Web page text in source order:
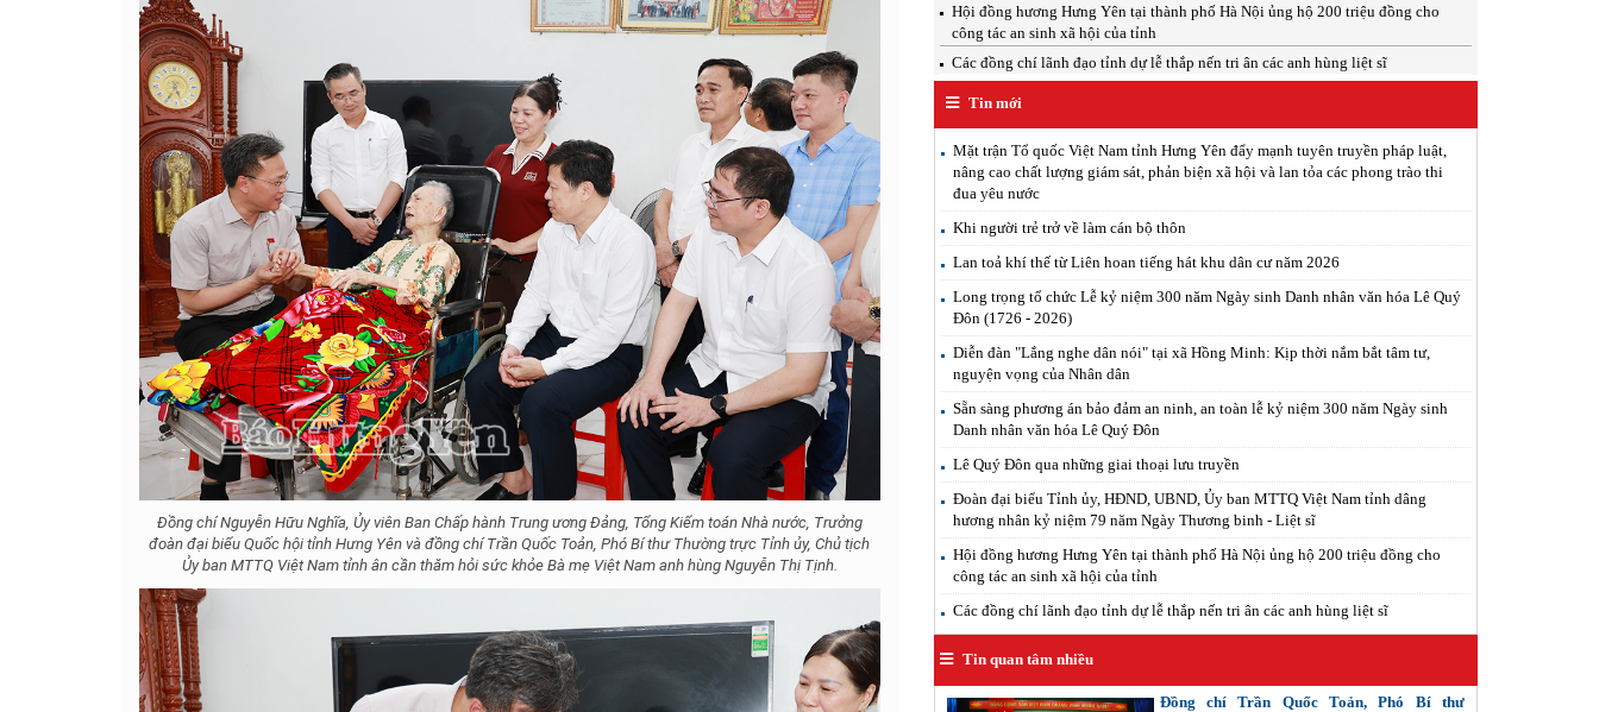
Đồng chí Nguyễn Hữu Nghĩa, Ủy viên Ban Chấp hành Trung ương Đảng, Tổng Kiểm toán Nhà nước, Trưởng
đoàn đại biểu Quốc hội tỉnh Hưng Yên và đồng chí Trần Quốc Toản, Phó Bí thư Thường trực Tỉnh ủy, Chủ tịch
Ủy ban MTTQ Việt Nam tỉnh ân cần thăm hỏi sức khỏe Bà mẹ Việt Nam anh hùng Nguyễn Thị Tịnh.
Hội đồng hương Hưng Yên tại thành phố Hà Nội ủng hộ 200 triệu đồng cho
công tác an sinh xã hội của tỉnh
Các đồng chí lãnh đạo tỉnh dự lễ thắp nến tri ân các anh hùng liệt sĩ
Tin mới
Mặt trận Tổ quốc Việt Nam tỉnh Hưng Yên đẩy mạnh tuyên truyền pháp luật,
nâng cao chất lượng giám sát, phản biện xã hội và lan tỏa các phong trào thi
đua yêu nước
Khi người trẻ trở về làm cán bộ thôn
Lan toả khí thế từ Liên hoan tiếng hát khu dân cư năm 2026
Long trọng tổ chức Lễ kỷ niệm 300 năm Ngày sinh Danh nhân văn hóa Lê Quý
Đôn (1726 - 2026)
Diễn đàn "Lắng nghe dân nói" tại xã Hồng Minh: Kịp thời nắm bắt tâm tư,
nguyện vọng của Nhân dân
Sẵn sàng phương án bảo đảm an ninh, an toàn lễ kỷ niệm 300 năm Ngày sinh
Danh nhân văn hóa Lê Quý Đôn
Lê Quý Đôn qua những giai thoại lưu truyền
Đoàn đại biểu Tỉnh ủy, HĐND, UBND, Ủy ban MTTQ Việt Nam tỉnh dâng
hương nhân kỷ niệm 79 năm Ngày Thương binh - Liệt sĩ
Hội đồng hương Hưng Yên tại thành phố Hà Nội ủng hộ 200 triệu đồng cho
công tác an sinh xã hội của tỉnh
Các đồng chí lãnh đạo tỉnh dự lễ thắp nến tri ân các anh hùng liệt sĩ
Tin quan tâm nhiều
Đồng chí Trần Quốc Toản, Phó Bí thư